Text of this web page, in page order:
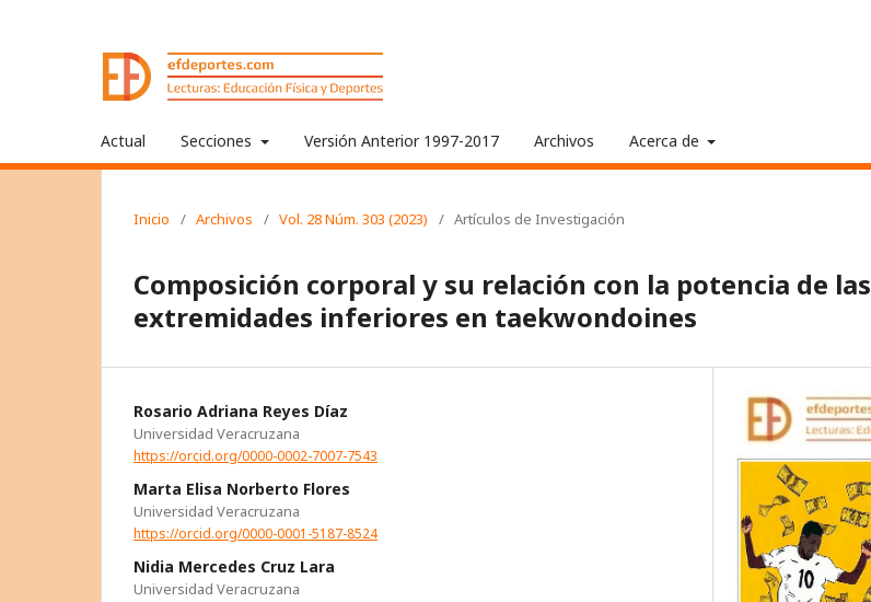
Actual Secciones Versión Anterior 1997-2017 Archivos Acerca de
Inicio / Archivos / Vol. 28 Núm. 303 (2023) / Artículos de Investigación
Composición corporal y su relación con la potencia de las
extremidades inferiores en taekwondoines
Rosario Adriana Reyes Díaz
Universidad Veracruzana
https://orcid.org/0000-0002-7007-7543
Marta Elisa Norberto Flores
Universidad Veracruzana
https://orcid.org/0000-0001-5187-8524
Nidia Mercedes Cruz Lara
Universidad Veracruzana